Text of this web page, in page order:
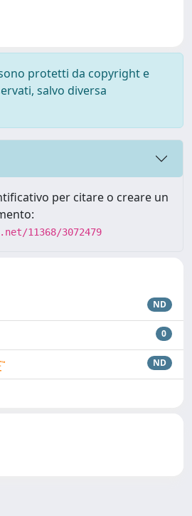
protetti da copyright e
salvo diversa
per citare o creare un
11368/3072479
ND
0
ND